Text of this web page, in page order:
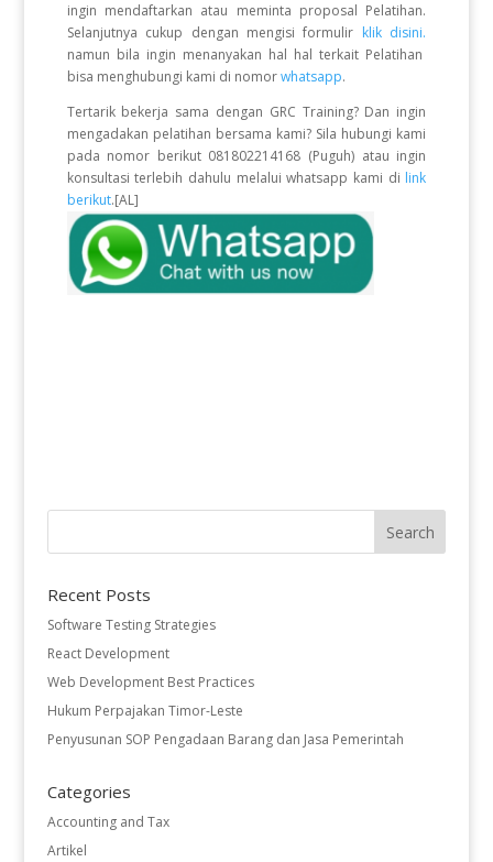
ingin mendaftarkan atau meminta proposal Pelatihan.
Selanjutnya cukup dengan mengisi formulir klik disini.
namun bila ingin menanyakan hal hal terkait Pelatihan
bisa menghubungi kami di nomorwhatsapp.
Tertarik bekerja sama dengan GRC Training? Dan ingin
mengadakan pelatihan bersama kami? Sila hubungi kami
pada nomor berikut 081802214168 (Puguh) atau ingin
konsultasi terlebih dahulu melalui whatsapp kami di link
berikut.[AL]
Recent Posts
Software Testing Strategies
React Development
Web Development Best Practices
Hukum Perpajakan Timor-Leste
Penyusunan SOP Pengadaan Barang dan Jasa Pemerintah
Categories
Accounting and Tax
Artikel